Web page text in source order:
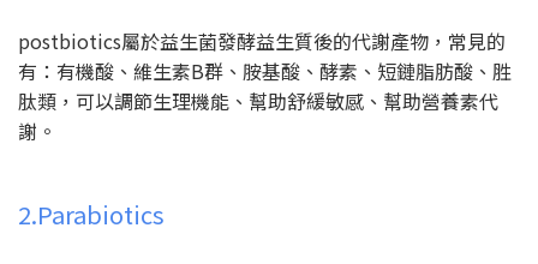
postbiotics屬於益生菌發酵益生質後的代謝產物，常見的
有：有機酸、維生素B群、胺基酸、酵素、短鏈脂肪酸、胜
肽類，可以調節生理機能、幫助舒緩敏感、幫助營養素代
謝。
2.Parabiotics